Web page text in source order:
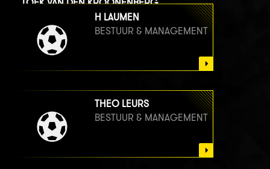
LOEK VAN DEN KROONENBERG
BESTUUR & MANAGEMENT
H LAUMEN
BESTUUR & MANAGEMENT
THEO LEURS
BESTUUR & MANAGEMENT